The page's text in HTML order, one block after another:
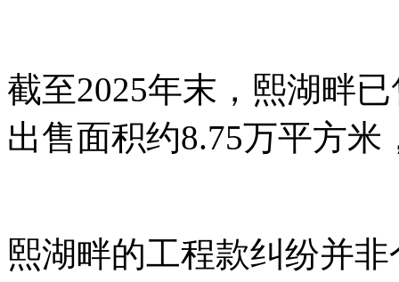
截至2025年末，熙湖畔
出售面积约8.75万平方
熙湖畔的工程款纠纷并